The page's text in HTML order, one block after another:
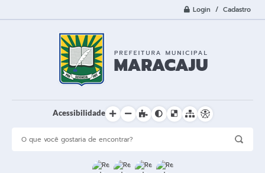
Login / Cadastro
Acessibilidade